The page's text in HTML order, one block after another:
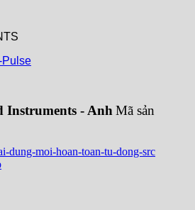
Pulse
Instruments - AnhMã sản